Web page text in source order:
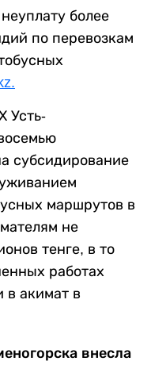
более
по перевозкам
Усть-
субсидирование
маршрутов в
не
тенге, в то
работах
в акимат в
внесла